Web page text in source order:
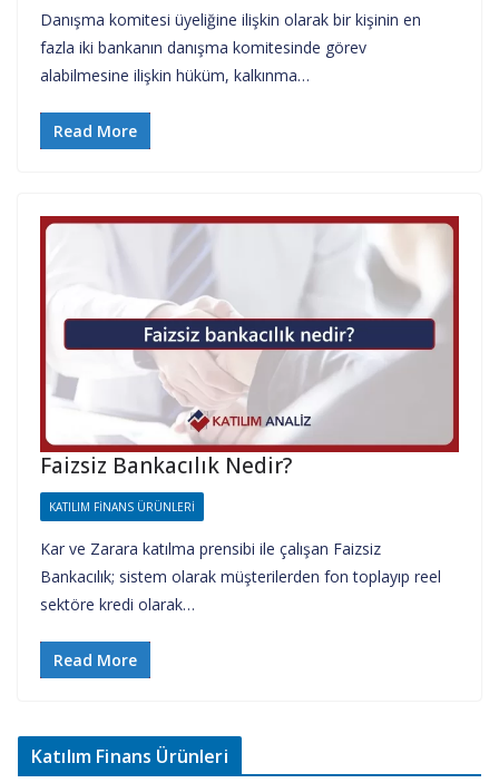
Danışma komitesi üyeliğine ilişkin olarak bir kişinin en
fazla iki bankanın danışma komitesinde görev
alabilmesine ilişkin hüküm, kalkınma…
Read More
Faizsiz Bankacılık Nedir?
KATILIM FINANS ÜRÜNLERI
Kar ve Zarara katılma prensibi ile çalışan Faizsiz
Bankacılık; sistem olarak müşterilerden fon toplayıp reel
sektöre kredi olarak…
Read More
Katılım Finans Ürünleri